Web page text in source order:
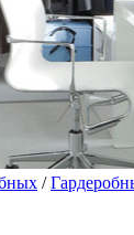
/